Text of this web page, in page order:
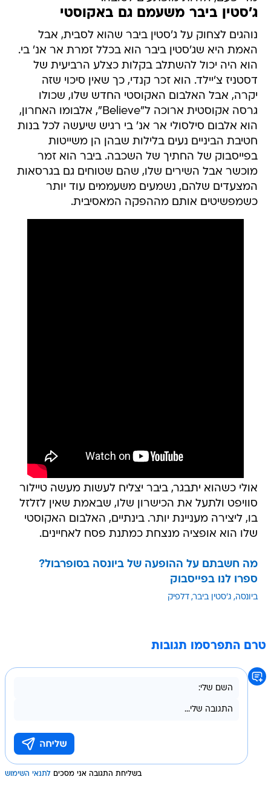
ג'סטין ביבר משעמם גם באקוסטי
נוהגים לצחוק על ג'סטין ביבר שהוא לסבית, אבל
האמת היא שג'סטין ביבר הוא בכלל זמרת אר אנ' בי.
הוא היה יכול להשתלב בקלות כצלע הרביעית של
דסטניז צ'יילד. הוא זכר קנדי, כך שאין סיכוי שזה
יקרה, אבל האלבום האקוסטי החדש שלו, שכולו
גרסה אקוסטית ארוכה ל"Believe", אלבומו האחרון,
הוא אלבום סילסולי אר אנ' בי רגיש שיעשה לכל בנות
חטיבת הביניים נעים בלילות שבהן הן משייטות
בפייסבוק של החתיך של השכבה. ביבר הוא זמר
מוכשר אבל השירים שלו, שהם שטוחים גם בגרסאות
המצעדים שלהם, נשמעים משעממים עוד יותר
כשמפשיטים אותם מההפקה המאסיבית.
אולי כשהוא יתבגר, ביבר יצליח לעשות מעשה טיילור
סוויפט ולתעל את הכישרון שלו, שבאמת שאין לזלזל
בו, ליצירה מעניינת יותר. בינתיים, האלבום האקוסטי
שלו הוא אופציה מנצחת כמתנת פסח לאחיינים.
מה חשבתם על ההופעה של ביונסה בסופרבול?
ספרו לנו בפייסבוק
ביונסה ג'סטין ביבר דלפיק
טרם התפרסמו תגובות
בשליחת התגובה אני מסכים לתנאי השימוש